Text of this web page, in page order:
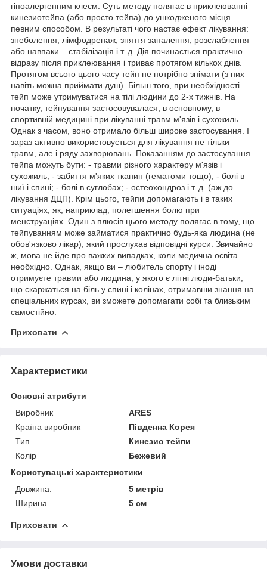
гіпоалергенним клеєм. Суть методу полягає в приклеюванні
кинезиотейпа (або просто тейпа) до ушкодженого місця
певним способом. В результаті чого настає ефект лікування:
знеболення, лімфодренаж, зняття запалення, розслаблення
або навпаки – стабілізація і т. д. Дія починається практично
відразу після приклеювання і триває протягом кількох днів.
Протягом всього цього часу тейп не потрібно знімати (з них
навіть можна приймати душ). Більш того, при необхідності
тейп може утримуватися на тілі людини до 2-х тижнів. На
початку, тейпування застосовувалася, в основному, в
спортивній медицині при лікуванні травм м'язів і сухожиль.
Однак з часом, воно отримало більш широке застосування. І
зараз активно використовується для лікування не тільки
травм, але і ряду захворювань. Показанням до застосування
тейпа можуть бути: - травми різного характеру м'язів і
сухожиль; - забиття м'яких тканин (гематоми тощо); - болі в
шиї і спині; - болі в суглобах; - остеохондроз і т. д. (аж до
лікування ДЦП). Крім цього, тейпи допомагають і в таких
ситуаціях, як, наприклад, полегшення болю при
менструаціях. Один з плюсів цього методу полягає в тому, що
тейпуванням може займатися практично будь-яка людина (не
обов'язково лікар), який прослухав відповідні курси. Звичайно
ж, мова не йде про важких випадках, коли медична освіта
необхідно. Однак, якщо ви – любитель спорту і іноді
отримуєте травми або людина, у якого є літні люди-батьки,
що скаржаться на біль у спині і колінах, отримавши знання на
спеціальних курсах, ви зможете допомагати собі та близьким
самостійно.
Приховати
Характеристики
Основні атрибути
Виробник
ARES
Країна виробник
Південна Корея
Тип
Кинезио тейпи
Колір
Бежевий
Користувацькі характеристики
Довжина:
5 метрів
Ширина
5 см
Приховати
Умови доставки